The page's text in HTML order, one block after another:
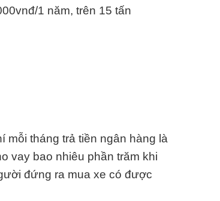
1 năm, trên 15 tấn
mỗi tháng trả tiền ngân hàng là
vay bao nhiêu phần trăm khi
đứng ra mua xe có được